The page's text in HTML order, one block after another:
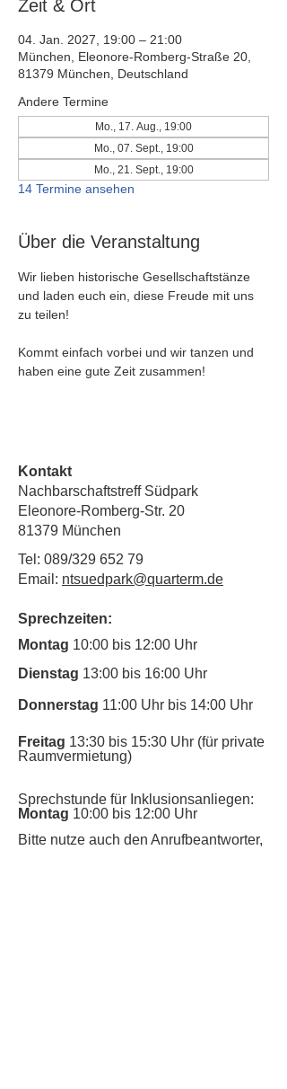
Zeit & Ort
04. Jan. 2027, 19:00 – 21:00
München, Eleonore-Romberg-Straße 20,
81379 München, Deutschland
Andere Termine
Mo., 17. Aug., 19:00
Mo., 07. Sept., 19:00
Mo., 21. Sept., 19:00
14 Termine ansehen
Über die Veranstaltung
Wir lieben historische Gesellschaftstänze
und laden euch ein, diese Freude mit uns
zu teilen!
Kommt einfach vorbei und wir tanzen und
haben eine gute Zeit zusammen!
Kontakt
Nachbarschaftstreff Südpark
Eleonore-Romberg-Str. 20
81379 München
Tel: 089/329 652 79
Email: ntsuedpark@quarterm.de
Sprechzeiten:
Montag 10:00 bis 12:00 Uhr
Dienstag 13:00 bis 16:00 Uhr
Donnerstag 11:00 Uhr bis 14:00 Uhr
Freitag 13:30 bis 15:30 Uhr (für private
Raumvermietung)
Sprechstunde für Inklusionsanliegen:
Montag 10:00 bis 12:00 Uhr
​Bitte nutze auch den Anrufbeantworter,